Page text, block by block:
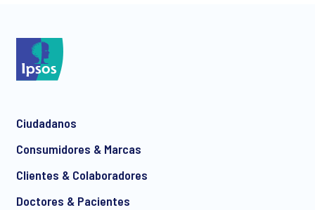
Ciudadanos
Consumidores & Marcas
Clientes & Colaboradores
Doctores & Pacientes